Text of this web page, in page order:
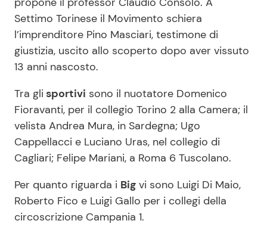
Settimo Torinese il Movimento schiera
l’imprenditore Pino Masciari, testimone di
giustizia, uscito allo scoperto dopo aver vissuto
13 anni nascosto.
Tra gli sportivi sono il nuotatore Domenico
Fioravanti, per il collegio Torino 2 alla Camera; il
velista Andrea Mura, in Sardegna; Ugo
Cappellacci e Luciano Uras, nel collegio di
Cagliari; Felipe Mariani, a Roma 6 Tuscolano.
Per quanto riguarda i Big vi sono Luigi Di Maio,
Roberto Fico e Luigi Gallo per i collegi della
circoscrizione Campania 1.